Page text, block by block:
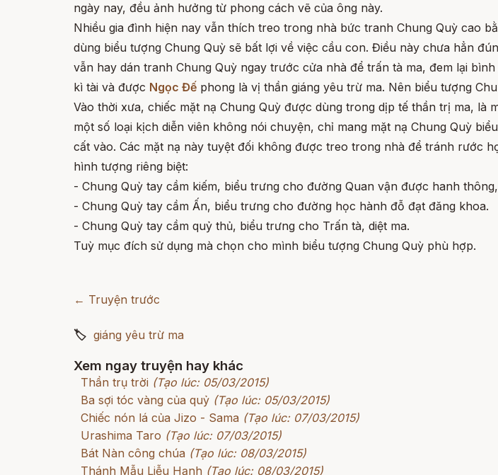
ngày nay, đều ảnh hưởng từ phong cách vẽ của ông này.
Nhiều gia đình hiện nay vẫn thích treo trong nhà bức tranh Chung Quỳ cao
dùng biểu tượng Chung Quỳ sẽ bất lợi về việc cầu con. Điều này chưa hẳn
vẫn hay dán tranh Chung Quỳ ngay trước cửa nhà để trấn tà ma, đem lại
kì tài và được Ngọc Đế phong là vị thần giáng yêu trừ ma. Nên biểu tượng
Vào thời xưa, chiếc mặt nạ Chung Quỳ được dùng trong dịp tế thần trị ma, là
một số loại kịch diễn viên không nói chuyện, chỉ mang mặt nạ Chung Quỳ
cất vào. Các mặt nạ này tuyệt đối không được treo trong nhà để tránh rước
hình tượng riêng biệt:
- Chung Quỳ tay cầm kiếm, biểu trưng cho đường Quan vận được hanh
- Chung Quỳ tay cầm Ấn, biểu trưng cho đường học hành đỗ đạt đăng khoa.
- Chung Quỳ tay cầm quỷ thủ, biểu trưng cho Trấn tà, diệt ma.
Tuỳ mục đích sử dụng mà chọn cho mình biểu tượng Chung Quỳ phù hợp.
← Truyện trước
🏷 giáng yêu trừ ma
Xem ngay truyện hay khác
Thần trụ trời (Tạo lúc: 05/03/2015)
Ba sợi tóc vàng của quỷ (Tạo lúc: 05/03/2015)
Chiếc nón lá của Jizo - Sama (Tạo lúc: 07/03/2015)
Urashima Taro (Tạo lúc: 07/03/2015)
Bát Nàn công chúa (Tạo lúc: 08/03/2015)
Thánh Mẫu Liễu Hạnh (Tạo lúc: 08/03/2015)